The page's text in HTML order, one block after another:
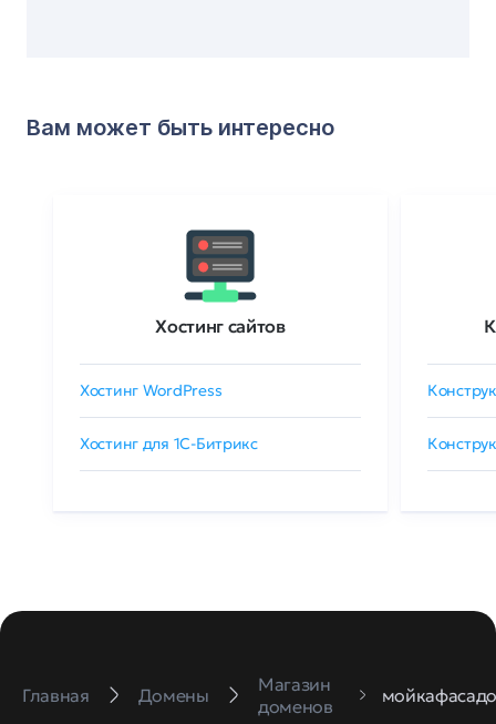
Вам может быть интересно
Хостинг сайтов
Хостинг WordPress
Хостинг для 1C-Битрикс
Главная Домены
Магазин
доменов